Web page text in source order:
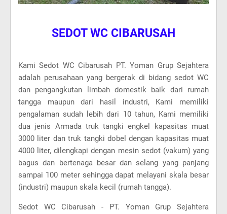
SEDOT WC CIBARUSAH
Kami Sedot WC Cibarusah PT. Yoman Grup Sejahtera
adalah perusahaan yang bergerak di bidang sedot WC
dan pengangkutan limbah domestik baik dari rumah
tangga maupun dari hasil industri, Kami memiliki
pengalaman sudah lebih dari 10 tahun, Kami memiliki
dua jenis Armada truk tangki engkel kapasitas muat
3000 liter dan truk tangki dobel dengan kapasitas muat
4000 liter, dilengkapi dengan mesin sedot (vakum) yang
bagus dan bertenaga besar dan selang yang panjang
sampai 100 meter sehingga dapat melayani skala besar
(industri) maupun skala kecil (rumah tangga).
Sedot WC Cibarusah - PT. Yoman Grup Sejahtera